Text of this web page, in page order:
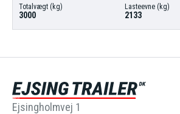
Totalvægt (kg)
3000
Lasteevne (kg)
2133
Ejsingholmvej 1